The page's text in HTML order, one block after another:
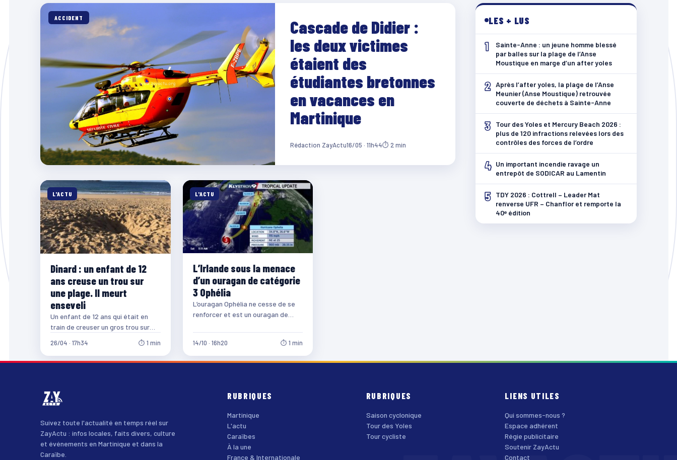
ACCIDENT
Cascade de Didier :
les deux victimes
étaient des
étudiantes bretonnes
en vacances en
Martinique
Rédaction ZayActu16/05 · 11h44⏱ 2 min
L'ACTU
Dinard : un enfant de 12
ans creuse un trou sur
une plage. Il meurt
enseveli
Un enfant de 12 ans qui était en
train de creuser un gros trou sur
26/04 · 17h34 ⏱ 1 min
L'ACTU
L’Irlande sous la menace
d’un ouragan de catégorie
3 Ophélia
L’ouragan Ophélia ne cesse de se
renforcer et est un ouragan de
14/10 · 16h20 ⏱ 1 min
LES + LUS
1
Sainte-Anne : un jeune homme blessé
par balles sur la plage de l’Anse
Moustique en marge d’un after yoles
2 Après l’after yoles, la plage de l’Anse
Meunier (Anse Moustique) retrouvée
couverte de déchets à Sainte-Anne
3
Tour des Yoles et Mercury Beach 2026 :
plus de 120 infractions relevées lors des
contrôles des forces de l’ordre
4 Un important incendie ravage un
entrepôt de SODICAR au Lamentin
5
TDY 2026 : Cottrell – Leader Mat
renverse UFR – Chanflor et remporte la
40ᵉ édition
Suivez toute l'actualité en temps réel sur
ZayActu : infos locales, faits divers, culture
et événements en Martinique et dans la
Caraïbe.
RUBRIQUES
Martinique
L'actu
Caraïbes
À la une
France & Internationale
RUBRIQUES
Saison cyclonique
Tour des Yoles
Tour cycliste
LIENS UTILES
Qui sommes-nous ?
Espace adhérent
Régie publicitaire
Soutenir ZayActu
Contact